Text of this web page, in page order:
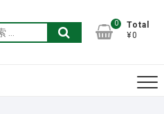
索
0
Total
¥0